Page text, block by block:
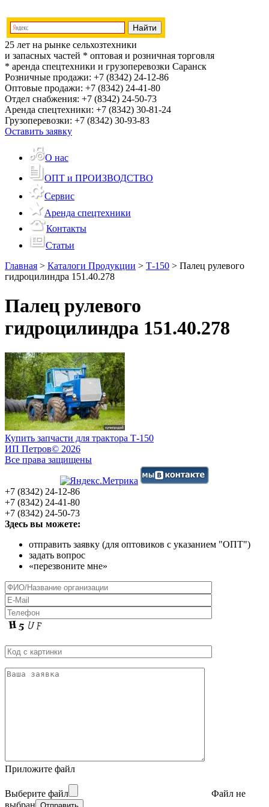
25 лет на рынке сельхозтехники
и запасных частей * оптовая и розничная торговля
* аренда спецтехники и грузоперевозки Саранск
Розничные продажи: +7 (8342) 24-12-86
Оптовые продажи: +7 (8342) 24-41-80
Отдел снабжения: +7 (8342) 24-50-73
Аренда спецтехники: +7 (8342) 30-81-24
Грузоперевозки: +7 (8342) 30-93-83
Оставить заявку
О нас
ОПТ и ПРОИЗВОДСТВО
Сервис
Аренда спецтехники
Контакты
Статьи
Главная > Каталоги Продукции > Т-150 > Палец рулевого
гидроцилиндра 151.40.278
Палец рулевого
гидроцилиндра 151.40.278
Купить запчасти для трактора Т-150
ИП Петров© 2026
Все права защищены
+7 (8342) 24-12-86
+7 (8342) 24-41-80
+7 (8342) 24-50-73
Здесь вы можете:
отправить заявку (для оптовиков с указанием "ОПТ")
задать вопрос
«перезвоните мне»
Приложите файл
Выберите файл
Файл не
выбран